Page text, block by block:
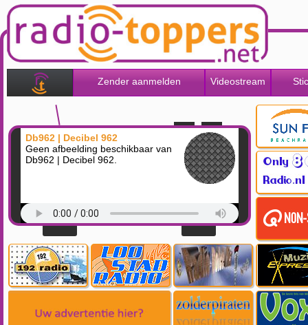
Zender aanmelden Videostream
Db962 | Decibel 962
Geen afbeelding beschikbaar van
Db962 | Decibel 962.